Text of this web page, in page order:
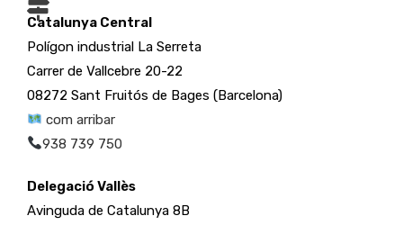
Catalunya Central
Polígon industrial La Serreta
Carrer de Vallcebre 20-22
08272 Sant Fruitós de Bages (Barcelona)
com arribar
938 739 750
Delegació Vallès
Avinguda de Catalunya 8B